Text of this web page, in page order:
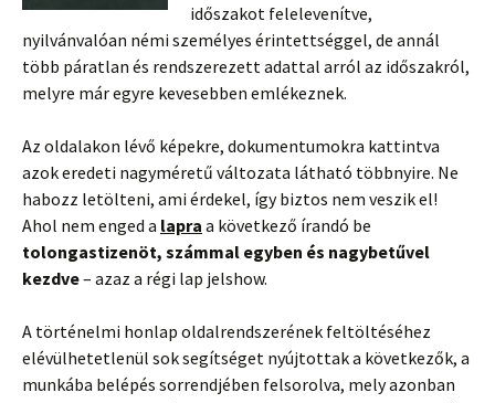
időszakot felelevenítve,
nyilvánvalóan némi személyes érintettséggel, de annál
több páratlan és rendszerezett adattal arról az időszakról,
melyre már egyre kevesebben emlékeznek.
Az oldalakon lévő képekre, dokumentumokra kattintva
azok eredeti nagyméretű változata látható többnyire. Ne
habozz letölteni, ami érdekel, így biztos nem veszik el!
Ahol nem enged a lapra a következő írandó be
tolongastizenöt, számmal egyben és nagybetűvel
kezdve– azaz a régi lap jelshow.
A történelmi honlap oldalrendszerének feltöltéséhez
elévülhetetlenül sok segítséget nyújtottak a következők, a
munkába belépés sorrendjében felsorolva, mely azonban